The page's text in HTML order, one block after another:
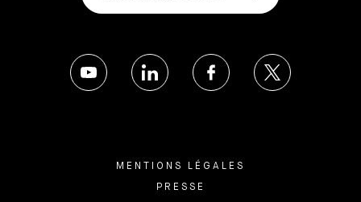
MENTIONS LÉGALES
PRESSE